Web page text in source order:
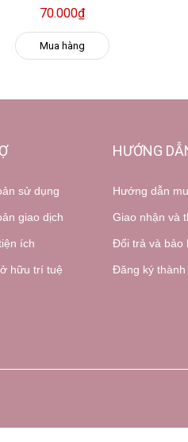
70.000₫
Mua hàng
sử dụng
giao dịch
ích
hữu trí tuệ
HƯỚNG
Hướng dẫn
Giao nhận và
Đổi trả và bảo
Đăng ký thành